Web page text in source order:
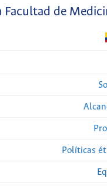
Facultad de
Políticas